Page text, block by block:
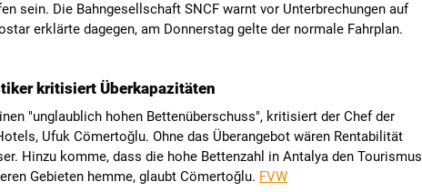
sein. Die Bahngesellschaft SNCF warnt vor Unterbrechungen auf
erklärte dagegen, am Donnerstag gelte der normale Fahrplan.
kritisiert Überkapazitäten
"unglaublich hohen Bettenüberschuss", kritisiert der Chef der
Ufuk Cömertoğlu. Ohne das Überangebot wären Rentabilität
Hinzu komme, dass die hohe Bettenzahl in Antalya den Tourismus
Gebieten hemme, glaubt Cömertoğlu. FVW